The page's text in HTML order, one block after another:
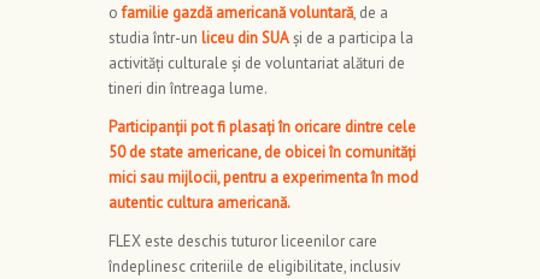
ofamilie gazdă americană voluntară, de a
studia într-un liceu din SUAși de a participa la
activități culturale și de voluntariat alături de
tineri din întreaga lume.
Participanții pot fi plasați în oricare dintre cele
50 de state americane, de obicei în comunități
mici sau mijlocii, pentru a experimenta în mod
autentic cultura americană.
FLEX este deschis tuturor liceenilor care
îndeplinesc criteriile de eligibilitate, inclusiv